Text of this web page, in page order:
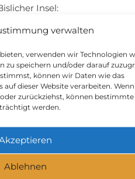
verwalten
verwenden wir Technologien
zu speichern und/oder darauf
können wir Daten wie das
dieser Website verarbeiten.
zurückziehst, können bestimmte
werden.
Ablehnen
Insel:
WEITER
Peter Hastreiter in 94267
Prackenbach
Wesel
DES
EINGEBEN UND